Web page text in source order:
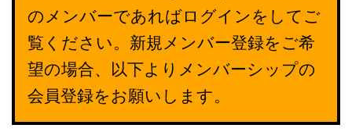
のメンバーであればログインをしてご
覧ください。新規メンバー登録をご希
望の場合、以下よりメンバーシップの
会員登録をお願いします。